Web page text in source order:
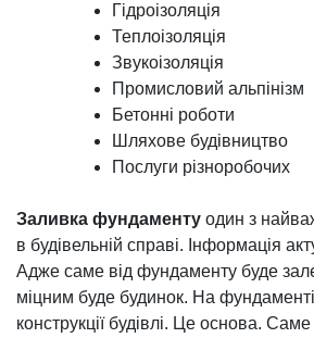
Гідроізоляція
Теплоізоляція
Звукоізоляція
Промисловий альпінізм
Бетонні роботи
Шляхове будівництво
Послуги різноробочих
Заливка фундаменту один з
в будівельній справі. Інформація
Адже саме від фундаменту буде
міцним буде будинок. На
конструкції будівлі. Це основа.